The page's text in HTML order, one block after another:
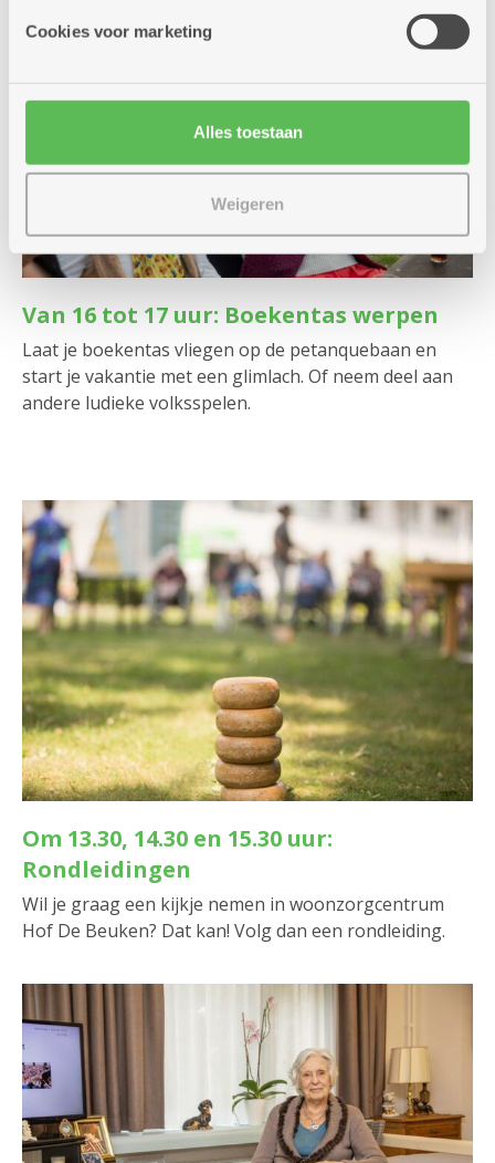
Cookies voor marketing
Alles toestaan
Weigeren
Van 16 tot 17 uur: Boekentas werpen
Laat je boekentas vliegen op de petanquebaan en
start je vakantie met een glimlach. Of neem deel aan
andere ludieke volksspelen.
Om 13.30, 14.30 en 15.30 uur:
Rondleidingen
Wil je graag een kijkje nemen in woonzorgcentrum
Hof De Beuken? Dat kan! Volg dan een rondleiding.